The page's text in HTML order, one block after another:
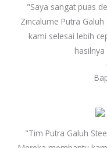
"Saya sangat puas
Zincalume Putra
kami selesai lebih
"Tim Putra Galuh